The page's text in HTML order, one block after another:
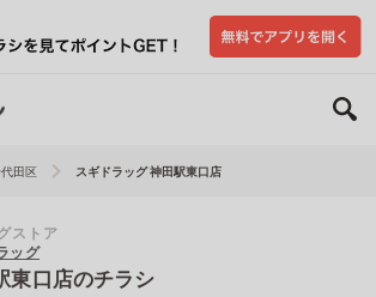
田区 スギドラッグ 神田駅東口店
ストア
ッグ
東口店のチラシ